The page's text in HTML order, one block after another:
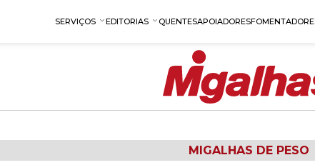
SERVIÇOS EDITORIAS QUENTESAPOIADORES
MIGALHAS DE PESO